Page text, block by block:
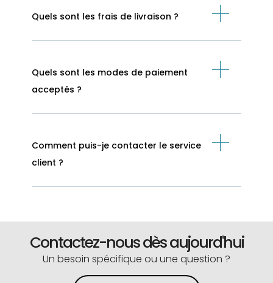
Quels sont les frais de livraison ?
Quels sont les modes de paiement
acceptés ?
Comment puis-je contacter le service
client ?
Contactez-nous dès aujourd'hui
Un besoin spécifique ou une question ?